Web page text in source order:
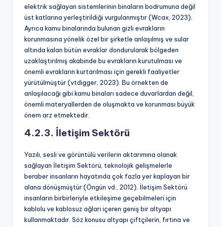
elektrik sağlayan sistemlerinin binaların bodrumuna değil
üst katlarına yerleştirildiği vurgulanmıştır (Wcax, 2023).
Ayrıca kamu binalarında bulunan gizli evrakların
korunmasına yönelik özel bir şirketle anlaşılmış ve sular
altında kalan bütün evraklar dondurularak bölgeden
uzaklaştırılmış akabinde bu evrakların kurutulması ve
önemli evrakların kurtarılması için gerekli faaliyetler
yürütülmüştür (vtdigger, 2023). Bu örnekten de
anlaşılacağı gibi kamu binaları sadece duvarlardan değil,
önemli materyallerden de oluşmakta ve korunması büyük
önem arz etmektedir.
4.2.3. İletişim Sektörü
Yazılı, sesli ve görüntülü verilerin aktarımına olanak
sağlayan İletişim Sektörü, teknolojik gelişmelerle
beraber insanların hayatında çok fazla yer kaplayan bir
alana dönüşmüştür (Öngün vd., 2012). İletişim Sektörü
insanların birbirleriyle etkileşime geçebilmeleri için
kablolu ve kablosuz ağları içeren geniş bir altyapı
kullanmaktadır. Söz konusu altyapı çiftçilerin, fırtına ve